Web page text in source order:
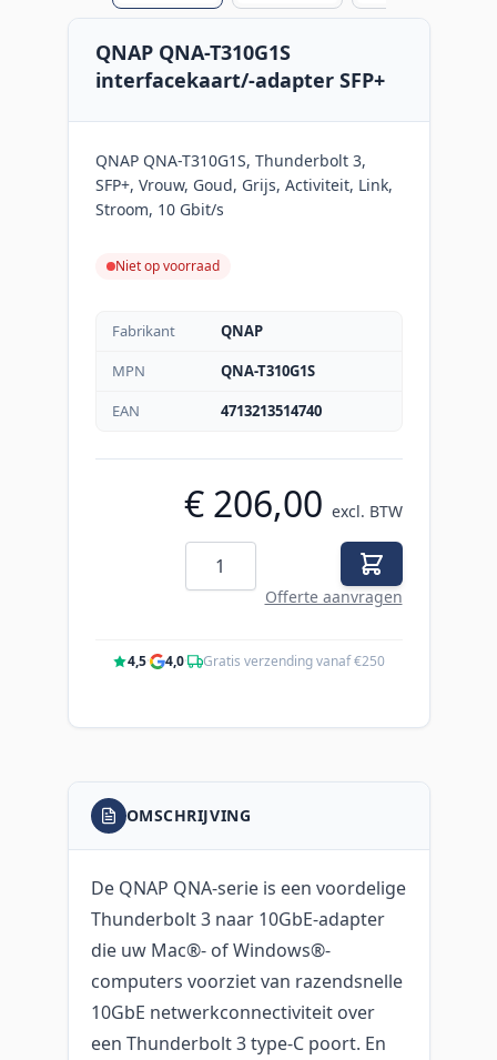
QNAP QNA-T310G1S
interfacekaart/-adapter SFP+
QNAP QNA-T310G1S, Thunderbolt 3,
SFP+, Vrouw, Goud, Grijs, Activiteit, Link,
Stroom, 10 Gbit/s
Niet op voorraad
Fabrikant
QNAP
MPN
QNA-T310G1S
EAN
4713213514740
€ 206,00 excl. BTW
Aantal
Offerte aanvragen
4,5· 4,0· Gratis verzending vanaf €250
OMSCHRIJVING
De QNAP QNA-serie is een voordelige
Thunderbolt 3 naar 10GbE-adapter
die uw Mac®- of Windows®-
computers voorziet van razendsnelle
10GbE netwerkconnectiviteit over
een Thunderbolt 3 type-C poort. En